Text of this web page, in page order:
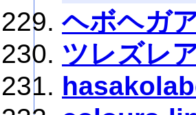
ヘボヘガ
ツレズレ